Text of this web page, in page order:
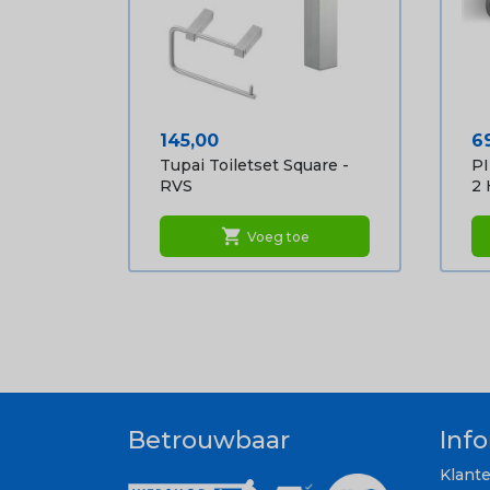
Prijs
145,00
Tupai Toiletset Square -
RVS
shopping_cart Voeg toe
2
Betrouwbaar